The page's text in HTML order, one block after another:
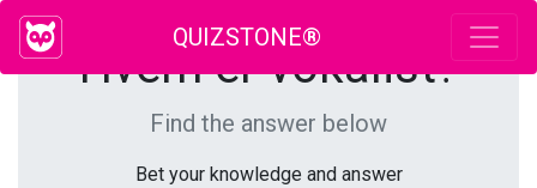
QUIZSTONE®
Hvem er vokalist?
Find the answer below
Bet your knowledge and answer